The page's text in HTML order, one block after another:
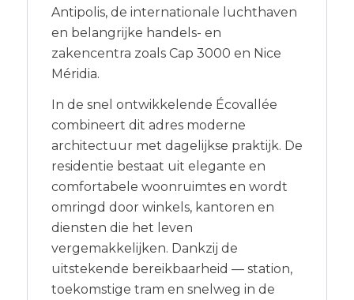
Antipolis, de internationale luchthaven
en belangrijke handels- en
zakencentra zoals Cap 3000 en Nice
Méridia.
In de snel ontwikkelende Écovallée
combineert dit adres moderne
architectuur met dagelijkse praktijk. De
residentie bestaat uit elegante en
comfortabele woonruimtes en wordt
omringd door winkels, kantoren en
diensten die het leven
vergemakkelijken. Dankzij de
uitstekende bereikbaarheid — station,
toekomstige tram en snelweg in de